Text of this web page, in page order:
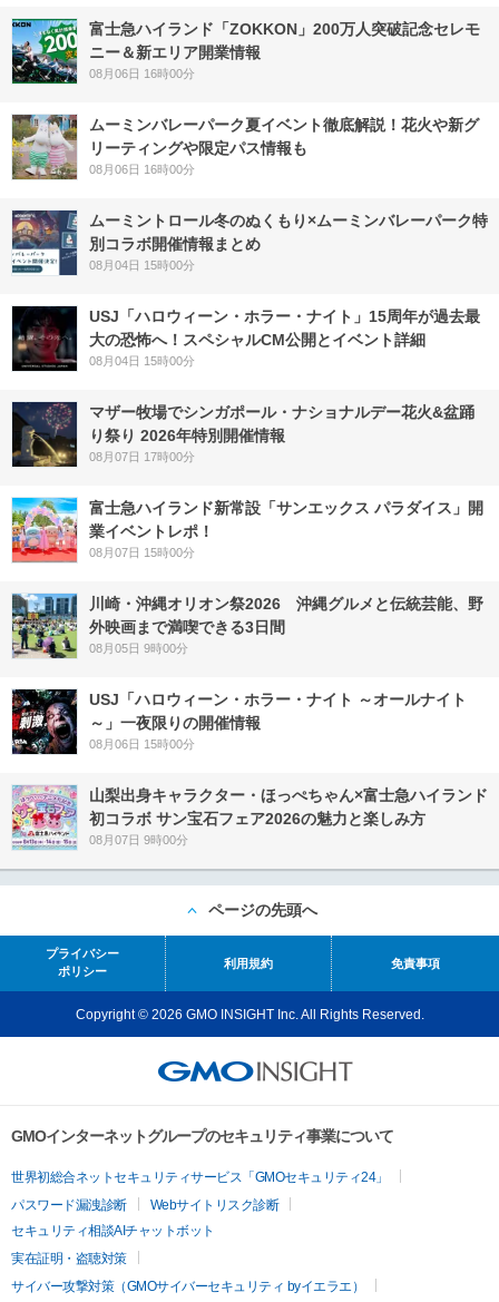
富士急ハイランド「ZOKKON」200万人突破記念セレモ
ニー＆新エリア開業情報
08月06日 16時00分
ムーミンバレーパーク夏イベント徹底解説！花火や新グ
リーティングや限定パス情報も
08月06日 16時00分
ムーミントロール冬のぬくもり×ムーミンバレーパーク特
別コラボ開催情報まとめ
08月04日 15時00分
USJ「ハロウィーン・ホラー・ナイト」15周年が過去最
大の恐怖へ！スペシャルCM公開とイベント詳細
08月04日 15時00分
マザー牧場でシンガポール・ナショナルデー花火&盆踊
り祭り 2026年特別開催情報
08月07日 17時00分
富士急ハイランド新常設「サンエックス パラダイス」開
業イベントレポ！
08月07日 15時00分
川崎・沖縄オリオン祭2026 沖縄グルメと伝統芸能、野
外映画まで満喫できる3日間
08月05日 9時00分
USJ「ハロウィーン・ホラー・ナイト ～オールナイト
～」一夜限りの開催情報
08月06日 15時00分
山梨出身キャラクター・ほっぺちゃん×富士急ハイランド
初コラボ サン宝石フェア2026の魅力と楽しみ方
08月07日 9時00分
ページの先頭へ
プライバシー
ポリシー
利用規約 免責事項
Copyright © 2026 GMO INSIGHT Inc. All Rights Reserved.
GMOインターネットグループのセキュリティ事業について
世界初総合ネットセキュリティサービス「GMOセキュリティ24」
パスワード漏洩診断
Webサイトリスク診断
セキュリティ相談AIチャットボット
実在証明・盗聴対策
サイバー攻撃対策（GMOサイバーセキュリティ byイエラエ）